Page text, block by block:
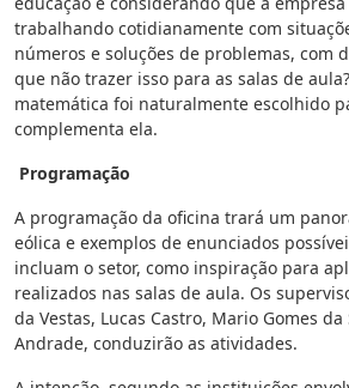
trabalhando cotidianamente com
números e soluções de problemas, com
que não trazer isso para as salas de
matemática foi naturalmente escolhido
complementa ela.
Programação
A programação da oficina trará um
eólica e exemplos de enunciados
incluam o setor, como inspiração para
realizados nas salas de aula. Os
da Vestas, Lucas Castro, Mario Gomes
Andrade, conduzirão as atividades.